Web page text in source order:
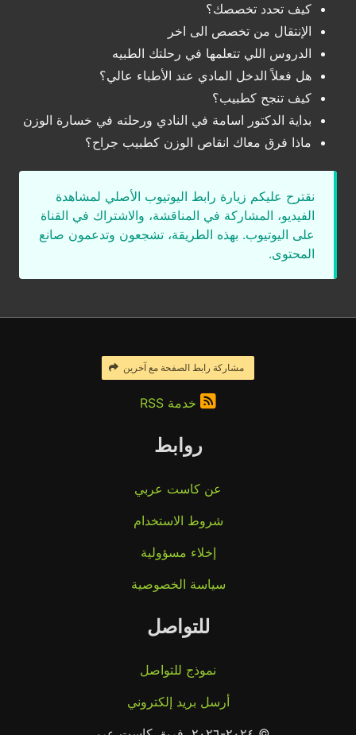
كيف تحدد تخصصك؟
الإنتقال من تخصص الى اخر
الدروس اللي تتعلمها في رحلتك الطبيه
هل فعلاً الدخل المادي عند الأطباء عالي؟
كيف تنجح كطبيب؟
بداية الدكتور اسامة في النادي ورحلته في خسارة الوزن
ماذا فرق معاك انقاص الوزن كطبيب جراح؟
نقترح عليكم زيارة رابط اليوتيوب الأصلي لمشاهدة
الفيديو، المشاركة في المناقشة، والاشتراك في القناة
على اليوتيوب. بهذه الطريقة، تشجعون وتدعمون صانع
المحتوى.
مشاركة رابط الصفحة مع آخرين
خدمة RSS
روابط
عن كاست عربي
شروط الاستخدام
إخلاء مسؤولية
سياسة الخصوصية
للتواصل
نموذج للتواصل
أرسل بريد إلكتروني